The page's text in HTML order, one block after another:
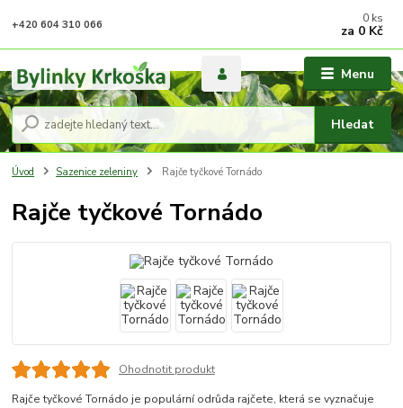
Menu
Hledat
+420 604 310 066 0 ks
za 0 Kč
Úvod Sazenice zeleniny Rajče tyčkové Tornádo
Rajče tyčkové Tornádo
Ohodnotit produkt
Rajče tyčkové Tornádo je populární odrůda rajčete, která se vyznačuje